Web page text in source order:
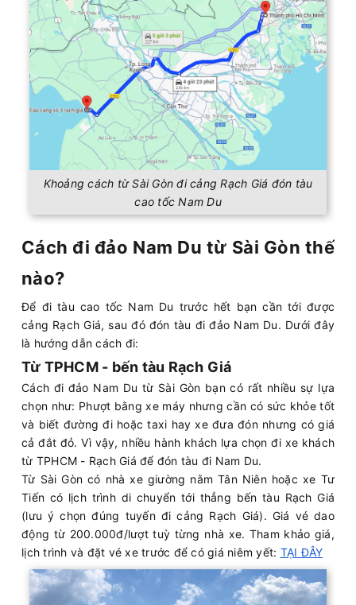
Khoảng cách từ Sài Gòn đi cảng Rạch Giá đón tàu
cao tốc Nam Du
Cách đi đảo Nam Du từ Sài Gòn thế
nào?
Để đi tàu cao tốc Nam Du trước hết bạn cần tới được
cảng Rạch Giá, sau đó đón tàu đi đảo Nam Du. Dưới đây
là hướng dẫn cách đi:
Từ TPHCM - bến tàu Rạch Giá
Cách đi đảo Nam Du từ Sài Gòn bạn có rất nhiều sự lựa
chọn như: Phượt bằng xe máy nhưng cần có sức khỏe tốt
và biết đường đi hoặc taxi hay xe đưa đón nhưng có giá
cả đắt đỏ. Vì vậy, nhiều hành khách lựa chọn đi xe khách
từ TPHCM - Rạch Giá để đón tàu đi Nam Du.
Từ Sài Gòn có nhà xe giường nằm Tân Niên hoặc xe Tư
Tiến có lịch trình di chuyển tới thẳng bến tàu Rạch Giá
(lưu ý chọn đúng tuyến đi cảng Rạch Giá). Giá vé dao
động từ 200.000đ/lượt tuỳ từng nhà xe. Tham khảo giá,
lịch trình và đặt vé xe trước để có giá niêm yết: TẠI ĐÂY